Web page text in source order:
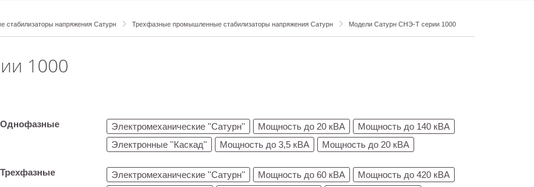
стабилизаторы напряжения Сатурн Трехфазные промышленные стабилизаторы напряжения Сатурн Модели Сатурн СНЭ-Т серии 1000
1000
Однофазные Электромеханические ''Сатурн'' Мощность до 20 кВА
Мощность до 140 кВА
Электронные ''Каскад''
Мощность до 3,5 кВА Мощность до 20 кВА
Трехфазные Электромеханические ''Сатурн'' Мощность до 60 кВА
Мощность до 420 кВА